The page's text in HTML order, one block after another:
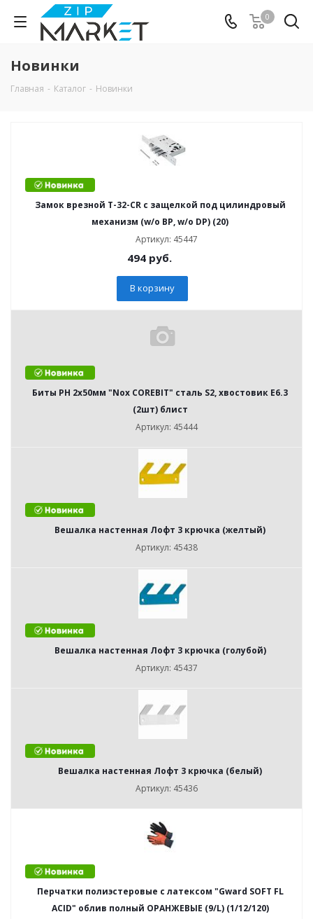
0
Новинки
Главная - Каталог - Новинки
Замок врезной T-32-CR с защелкой под цилиндровый
механизм (w/o BP, w/o DP) (20)
Артикул: 45447
494 руб.
В корзину
Биты PH 2х50мм "Nox COREBIT" сталь S2, хвостовик Е6.3
(2шт) блист
Артикул: 45444
Вешалка настенная Лофт 3 крючка (желтый)
Артикул: 45438
Вешалка настенная Лофт 3 крючка (голубой)
Артикул: 45437
Вешалка настенная Лофт 3 крючка (белый)
Артикул: 45436
Перчатки полиэстеровые с латексом "Gward SOFT FL
ACID" облив полный ОРАНЖЕВЫЕ (9/L) (1/12/120)